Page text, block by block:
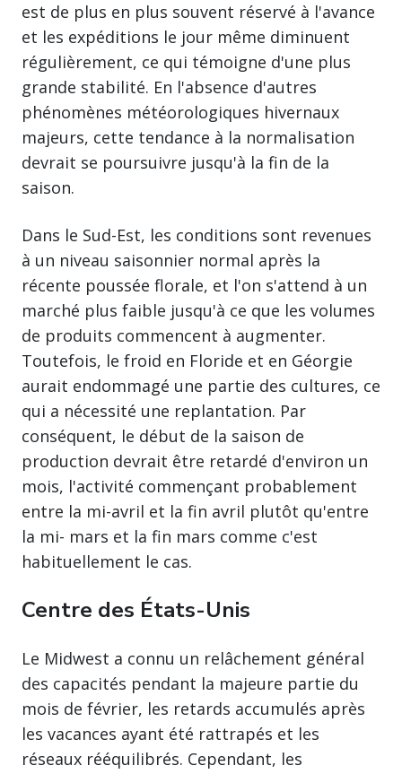
est de plus en plus souvent réservé à l'avance
et les expéditions le jour même diminuent
régulièrement, ce qui témoigne d'une plus
grande stabilité. En l'absence d'autres
phénomènes météorologiques hivernaux
majeurs, cette tendance à la normalisation
devrait se poursuivre jusqu'à la fin de la
saison.
Dans le Sud-Est, les conditions sont revenues
à un niveau saisonnier normal après la
récente poussée florale, et l'on s'attend à un
marché plus faible jusqu'à ce que les volumes
de produits commencent à augmenter.
Toutefois, le froid en Floride et en Géorgie
aurait endommagé une partie des cultures, ce
qui a nécessité une replantation. Par
conséquent, le début de la saison de
production devrait être retardé d'environ un
mois, l'activité commençant probablement
entre la mi-avril et la fin avril plutôt qu'entre
la mi- mars et la fin mars comme c'est
habituellement le cas.
Centre des États-Unis
Le Midwest a connu un relâchement général
des capacités pendant la majeure partie du
mois de février, les retards accumulés après
les vacances ayant été rattrapés et les
réseaux rééquilibrés. Cependant, les